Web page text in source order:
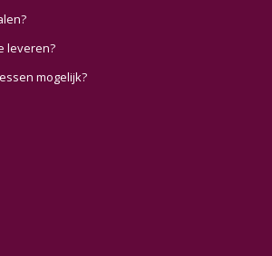
leveren?
mogelijk?